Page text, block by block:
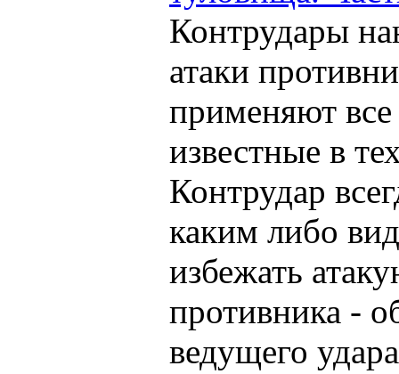
Контрудары
атаки
применяют
известные в
Контрудар
каким либо
избежать
противника -
ведущего